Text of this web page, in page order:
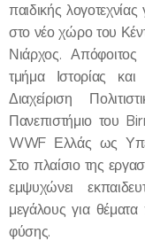
παιδικής λογοτεχνίας
στο νέο χώρο του
Νιάρχος.
τμήμα Ιστορίας
Διαχείριση
Πανεπιστήμιο του
WWF Ελλάς ως
Στο πλαίσιο της
εμψυχώνει
μεγάλους για
φύσης.